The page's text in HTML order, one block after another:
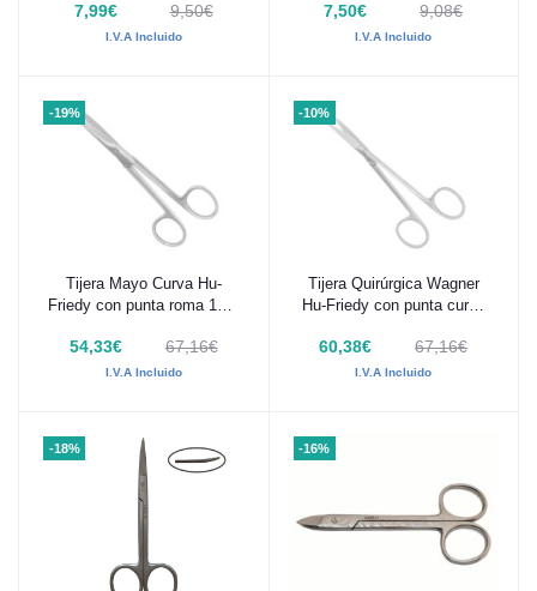
7,99€ 9,50€
I.V.A Incluido
7,50€ 9,08€
I.V.A Incluido
-19%
Añadir al carrito
Tijera Mayo Curva Hu-
Friedy con punta roma 14,5
54,33€ 67,16€
I.V.A Incluido
-10%
Añadir al carrito
Tijera Quirúrgica Wagner
Hu-Friedy con punta curva
60,38€ 67,16€
I.V.A Incluido
-18% -16%